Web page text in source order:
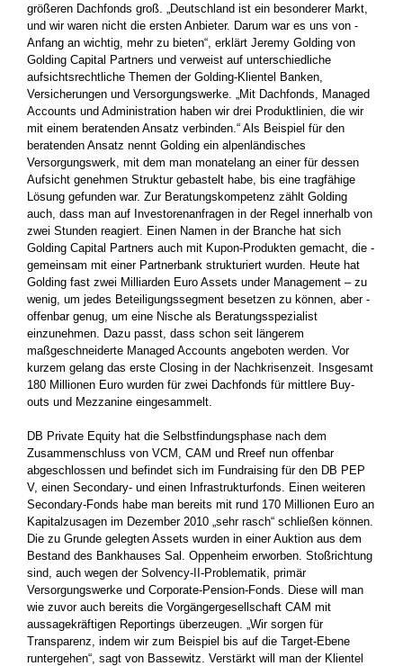
größeren Dachfonds groß. „Deutschland ist ein besonderer Markt,
und wir waren nicht die ersten Anbieter. Darum war es uns von ­
Anfang an wichtig, mehr zu bieten“, erklärt Jeremy Golding von
Golding Capital Partners und verweist auf unterschiedliche
aufsichtsrechtliche Themen der Golding-Klientel Banken,
Versicherungen und Versorgungswerke. „Mit Dachfonds, Managed
Accounts und Administration haben wir drei Produktlinien, die wir
mit einem beratenden Ansatz verbinden.“ Als Beispiel für den
beratenden Ansatz nennt Golding ein alpenländisches
Versorgungswerk, mit dem man monatelang an einer für dessen
Aufsicht genehmen Struktur gebastelt habe, bis ­eine tragfähige
Lösung gefunden war. Zur Beratungskompetenz zählt Golding
auch, dass man auf Investorenan­fragen in der Regel innerhalb von
zwei Stunden reagiert. Einen Namen in der Branche hat sich
Golding Capital Partners auch mit Kupon-Produkten gemacht, die ­
gemeinsam mit einer Partnerbank strukturiert wurden. Heute hat
Golding fast zwei Milliarden Euro Assets under Management – zu
wenig, um jedes Beteiligungssegment besetzen zu können, aber ­
offenbar ­genug, um eine Nische als Beratungsspezialist
einzunehmen. Dazu passt, dass schon seit längerem
maßgeschneiderte Managed­ Accounts­ angeboten werden. Vor
kurzem gelang das erste Closing in der Nachkrisenzeit. Insgesamt
180 Millionen Euro wurden für zwei Dachfonds für mittlere Buy-
outs und Mezzanine eingesammelt.
DB Private Equity hat die Selbstfindungsphase nach dem
Zusammenschluss von VCM, CAM und Rreef nun offenbar
abgeschlossen und befindet sich im Fundraising für den DB PEP
V, einen Secondary- und einen Infrastrukturfonds. Einen weiteren
Secondary-Fonds habe man ­bereits mit rund 170 Millionen Euro an
Kapitalzusagen im ­Dezember 2010 „sehr rasch“ schließen können.
Die zu Grunde gelegten Assets wurden in einer Auktion aus dem
Bestand des Bankhauses Sal. Oppenheim ­erworben. Stoßrichtung
sind, auch wegen der ­Solvency-II-Problematik, primär
Versorgungswerke und Corporate-Pension-Fonds. Diese will man
wie zuvor auch bereits die Vorgängergesellschaft CAM mit
aussagekräftigen Reportings überzeugen. „Wir sorgen für
Transparenz, indem wir zum Beispiel bis auf die Target-Ebene
runtergehen“, sagt von Bassewitz. Verstärkt will man der Klientel